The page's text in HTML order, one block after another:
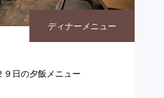
ディナーメニュー
９日の夕飯メニュー